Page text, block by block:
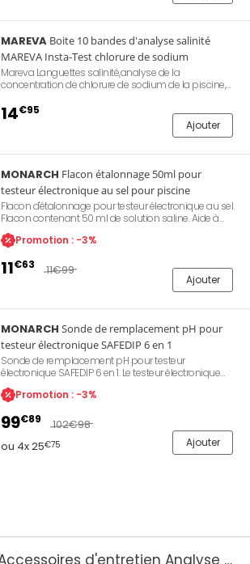
MAREVA Boite 10 bandes d'analyse salinité
MAREVA Insta-Test chlorure de sodium
Mareva Languettes salinité,analyse de la
concentration de chlorure de sodium de la piscine,
d'analyse de chlorure de sodium.
14€95
Ajouter
MONARCH Flacon étalonnage 50ml pour
testeur électronique au sel pour piscine
Flacon d'étalonnage pour testeur électronique au sel.
Flacon contenant 50 ml de solution saline. Aide à
vérifier le bon fonctionnement de électrolyseur.
Promotion : -3%
11€63 11€99
Ajouter
MONARCH Sonde de remplacement pH pour
testeur électronique SAFEDIP 6 en 1
Sonde de remplacement pH pour testeur
électronique SAFEDIP 6 en 1. Le testeur électronique
SAFEDIP 6 en 1 pour le chlore libre, le pH, la salinité, le
MDT, le RedOX et la température. Écran LCD, fonction
à l'autre. Premier testeur complet à 6 données.
Promotion : -3%
99€89 102€98
ou 4x 25€75 Ajouter
Nos marques Accessoires d'entretien Analyse de l'eau